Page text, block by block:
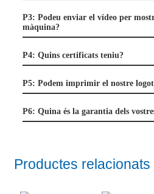
P3: Podeu enviar el vídeo per
màquina?
P4: Quins certificats teniu?
P5: Podem imprimir el nostre
P6: Quina és la garantia dels
Productes relacionats